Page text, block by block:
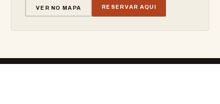
VER NO MAPA RESERVAR AQUI